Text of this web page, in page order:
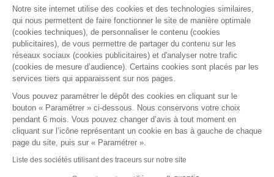
CGU
Rapport de transparence
Plan du site
Gestion des cookies
Politique de confidentialité
Politique de confidentialité dédiée aux cookies
Notre site internet utilise des cookies et des technologies similaires,
qui nous permettent de faire fonctionner le site de manière optimale
(cookies techniques), de personnaliser le contenu (cookies
publicitaires), de vous permettre de partager du contenu sur les
réseaux sociaux (cookies publicitaires) et d'analyser notre trafic
(cookies de mesure d’audience). Certains cookies sont placés par les
services tiers qui apparaissent sur nos pages.
Vous pouvez paramétrer le dépôt des cookies en cliquant sur le
bouton « Paramétrer » ci-dessous. Nous conservons votre choix
pendant 6 mois. Vous pouvez changer d’avis à tout moment en
cliquant sur l’icône représentant un cookie en bas à gauche de chaque
page du site, puis sur « Paramétrer ».
Liste des sociétés utilisant des traceurs sur notre site